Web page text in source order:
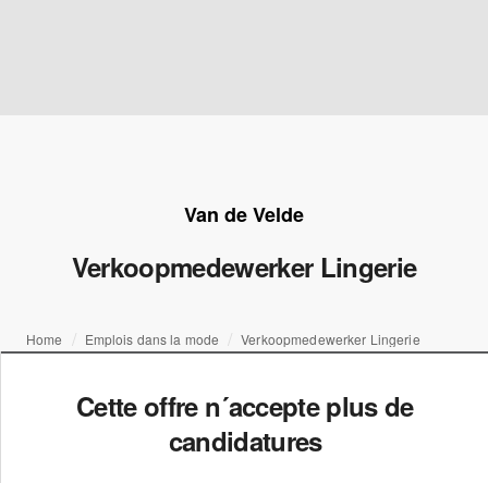
Van de Velde
Verkoopmedewerker Lingerie
Home Emplois dans la mode Verkoopmedewerker Lingerie
Cette offre n´accepte plus de
candidatures